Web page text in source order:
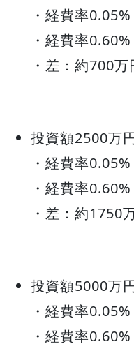
・経費率
・経費率
・差：約700万
投資額2500万
・経費率
・経費率
・差：約1750
投資額5000万
・経費率
・経費率